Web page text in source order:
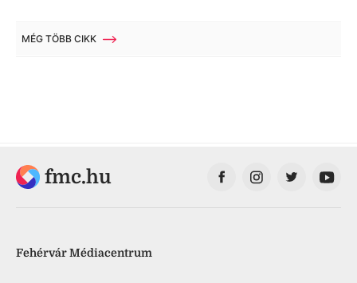
MÉG TÖBB CIKK
fmc.hu
Fehérvár Médiacentrum